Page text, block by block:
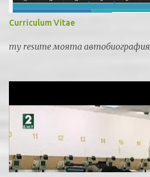
Curriculum Vitae
my resume моята автобиография